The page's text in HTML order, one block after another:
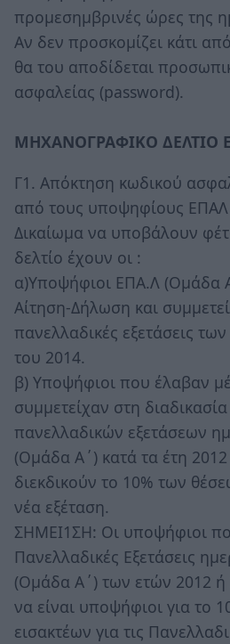
προμεσημβρινές ώρες της
Αν δεν προσκομίζει κάτι
θα του αποδίδεται
ασφαλείας (password).
ΜΗΧΑΝΟΓΡΑΦΙΚΟ ΔΕΛΤΙΟ
Γ1. Απόκτηση κωδικού
από τους υποψηφίους
Δικαίωμα να υποβάλουν
δελτίο έχουν οι :
α)Υποψήφιοι ΕΠΑ.Λ (Ομάδα
Αίτηση-Δήλωση και
πανελλαδικές εξετάσεις
του 2014.
β) Υποψήφιοι που έλαβαν
συμμετείχαν στη
πανελλαδικών εξετάσεων
(Ομάδα Α΄) κατά τα έτη
διεκδικούν το 10% των
νέα εξέταση.
ΣΗΜΕΙ1ΣΗ: Οι υποψήφιοι
Πανελλαδικές Εξετάσεις
(Ομάδα Α΄) των ετών 2012 ή
να είναι υποψήφιοι για το
εισακτέων για τις